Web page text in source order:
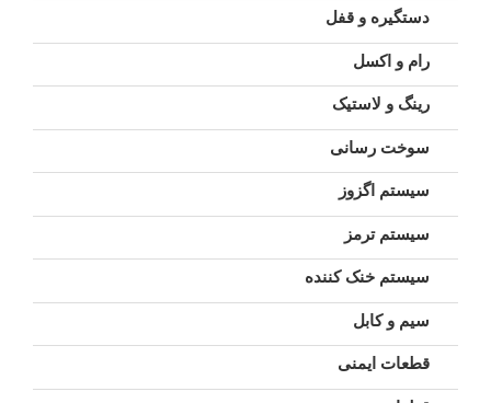
دستگیره و قفل
رام و اکسل
رینگ و لاستیک
سوخت رسانی
سیستم اگزوز
سیستم ترمز
سیستم خنک کننده
سیم و کابل
قطعات ایمنی